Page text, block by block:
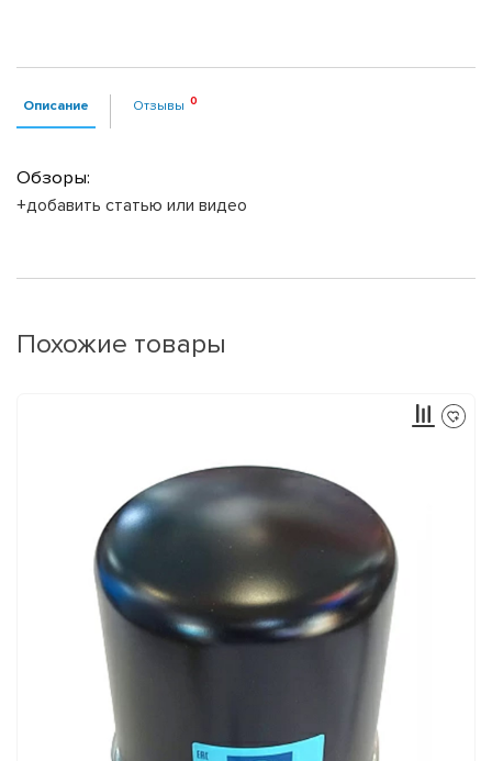
Описание Отзывы
Обзоры:
+добавить статью или видео
Похожие товары